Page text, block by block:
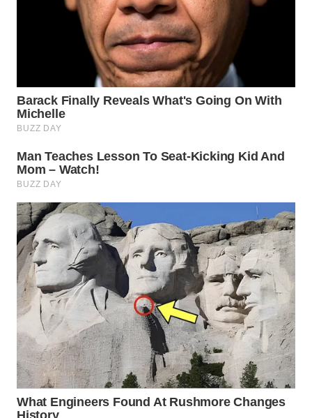
MANDALIKA
WN
WN
LABUANBAJO
WN
BORNEO
Wahana
Media
Group
WAHANA
NEWS
WAHANA
TANI